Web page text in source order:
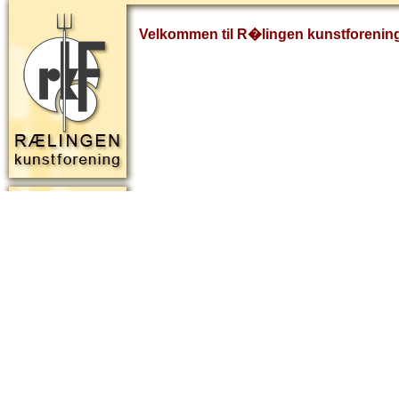
Velkommen til R�lingen